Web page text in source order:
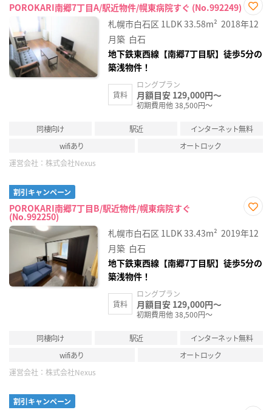
POROKARI南郷7丁目A/駅近物件/幌東病院すぐ (No.992249)
お気
に入
札幌市白石区 1LDK33.58m² 2018年12
月築 白石
地下鉄東西線【南郷7丁目駅】徒歩5分の
築浅物件！
賃料
ロングプラン
月額目安 129,000円～
初期費用他 38,500円～
同棲向け 駅近
インターネット無料
wifiあり
オートロック
運営会社： 株式会社Nexus
割引キャンペーン
POROKARI南郷7丁目B/駅近物件/幌東病院すぐ
(No.992250)
に入
り登
札幌市白石区 1LDK33.43m² 2019年12
月築 白石
地下鉄東西線【南郷7丁目駅】徒歩5分の
築浅物件！
賃料
ロングプラン
月額目安 129,000円～
初期費用他 38,500円～
同棲向け 駅近
インターネット無料
wifiあり
オートロック
運営会社： 株式会社Nexus
割引キャンペーン